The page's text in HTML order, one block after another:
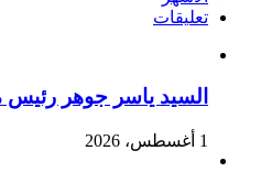
تعليقات
السيد ياسر جوهر رئيس مجلس
1 أغسطس، 2026